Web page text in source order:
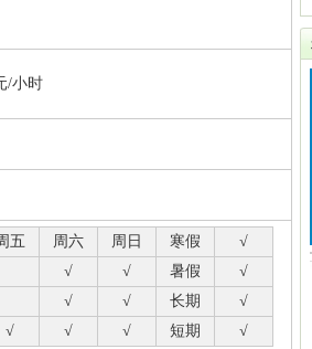
/小时
五 周六 周日 寒假
√
√ √ 暑假
√
√ √ 长期
√
√ √ √ 短期 √